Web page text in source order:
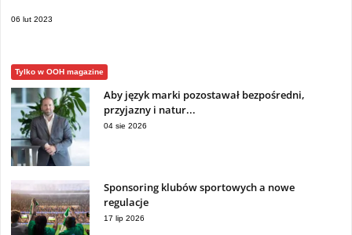
06 lut 2023
Tylko w OOH magazine
Aby język marki pozostawał bezpośredni,
przyjazny i natur...
04 sie 2026
Sponsoring klubów sportowych a nowe
regulacje
17 lip 2026